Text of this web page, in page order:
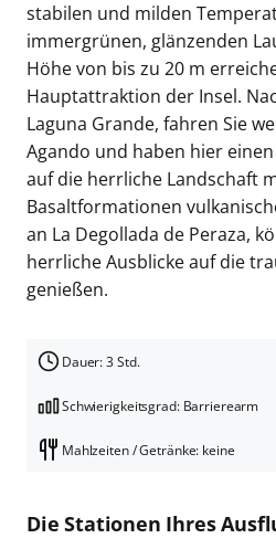
stabilen und milden
immergrünen, glänzenden
Höhe von bis zu 20 m
Hauptattraktion der Insel.
Laguna Grande, fahren Sie
Agando und haben hier
auf die herrliche Landschaft
Basaltformationen
an La Degollada de Peraza,
herrliche Ausblicke auf die
genießen.
Dauer: 3 Std.
Schwierigkeitsgrad: Barrierearm
Mahlzeiten / Getränke: keine
Die Stationen Ihres